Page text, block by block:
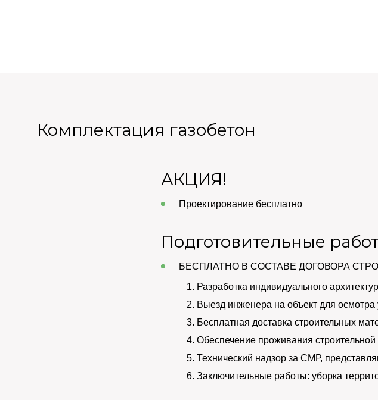
Комплектация газобетон
АКЦИЯ!
Проектирование бесплатно
Подготовительные
БЕСПЛАТНО В СОСТАВЕ ДОГОВОРА
Разработка индивидуального
Выезд инженера на объект для осмотра
Бесплатная доставка строительных
Обеспечение проживания строительной
Технический надзор за СМР,
Заключительные работы: уборка